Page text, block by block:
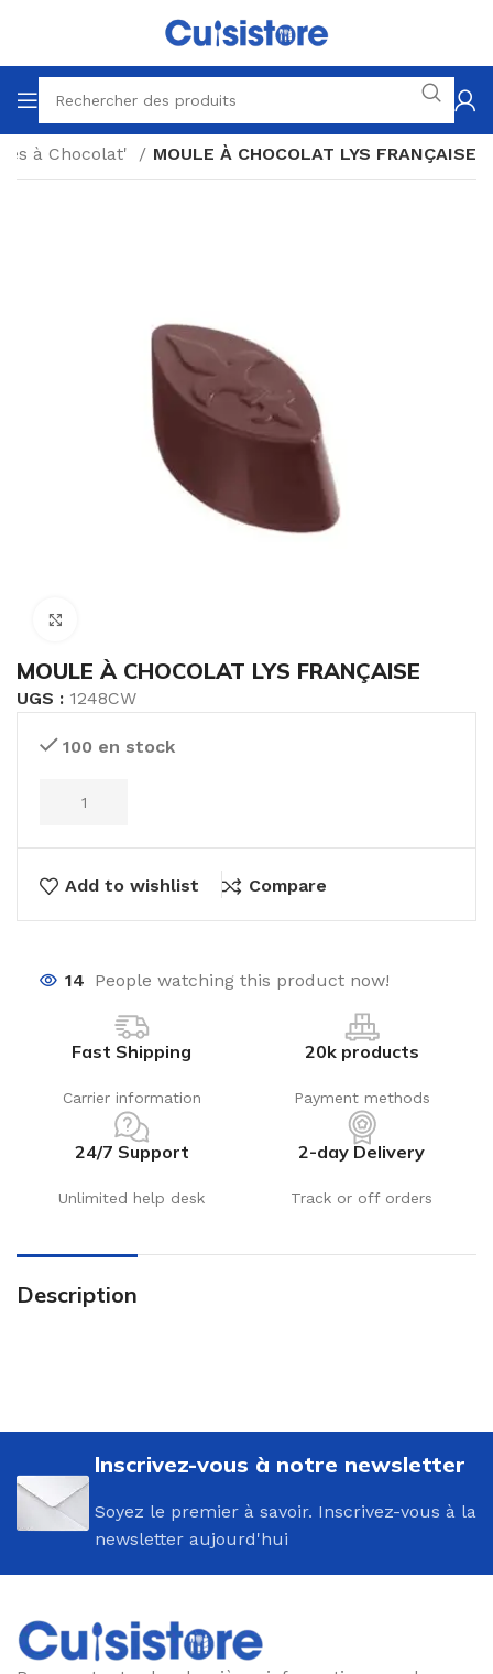
à Chocolat' MOULE À CHOCOLAT LYS FRANÇAISE
MOULE À CHOCOLAT LYS FRANÇAISE
UGS : 1248CW
100 en stock
Add to wishlist Compare
14 People watching this product now!
Fast Shipping
Carrier information
20k products
Payment methods
24/7 Support
Unlimited help desk
2-day Delivery
Track or off orders
Description
Inscrivez-vous à notre newsletter
Soyez le premier à savoir. Inscrivez-vous à la
newsletter aujourd'hui